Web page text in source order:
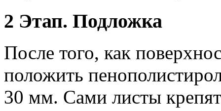
2 Этап. Подложка
После того, как
положить
30 мм. Сами листы